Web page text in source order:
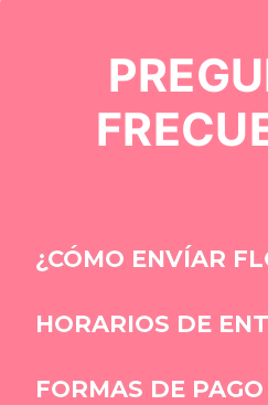
¿CÓMO ENVÍAR
HORARIOS DE
FORMAS DE PAGO